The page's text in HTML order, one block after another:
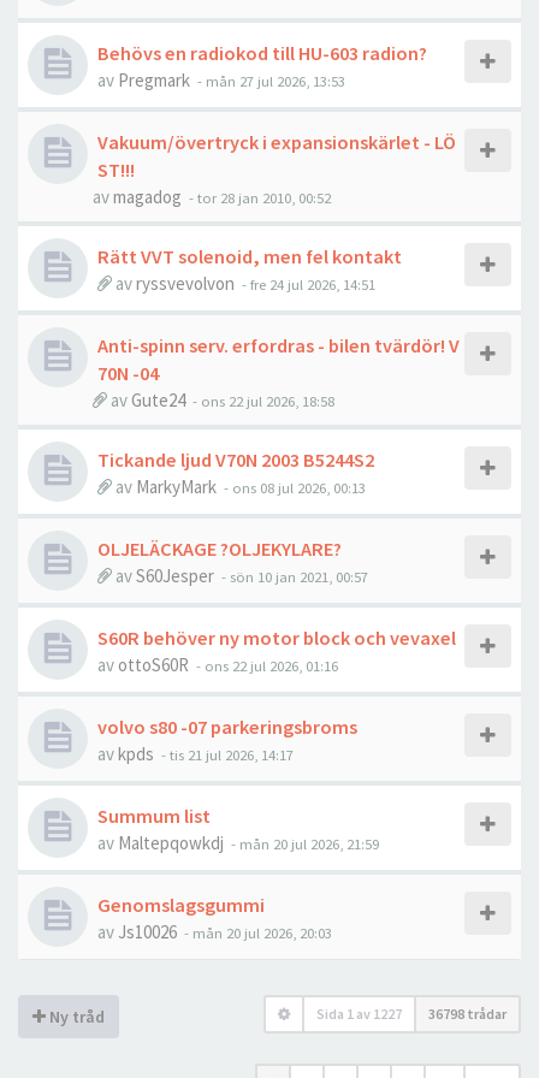
Behövs en radiokod till HU-603 radion?
av Pregmark - mån 27 jul 2026, 13:53
Vakuum/övertryck i expansionskärlet - LÖ
ST!!!
avmagadog - tor 28 jan 2010, 00:52
Rätt VVT solenoid, men fel kontakt
avryssvevolvon - fre 24 jul 2026, 14:51
Anti-spinn serv. erfordras - bilen tvärdör! V
70N -04
av Gute24 - ons 22 jul 2026, 18:58
Tickande ljud V70N 2003 B5244S2
av MarkyMark - ons 08 jul 2026, 00:13
OLJELÄCKAGE ?OLJEKYLARE?
avS60Jesper - sön 10 jan 2021, 00:57
S60R behöver ny motor block och vevaxel
av ottoS60R - ons 22 jul 2026, 01:16
volvo s80 -07 parkeringsbroms
avkpds - tis 21 jul 2026, 14:17
Summum list
av Maltepqowkdj - mån 20 jul 2026, 21:59
Genomslagsgummi
av Js10026 - mån 20 jul 2026, 20:03
Ny tråd Sida 1 av 1227 36798 trådar